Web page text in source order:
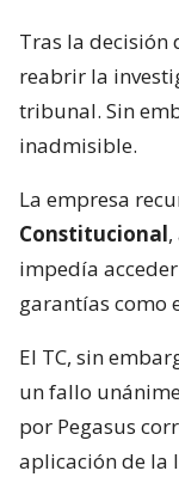
Tras la decisión
reabrir la
tribunal. Sin
inadmisible.
La empresa
Constitucional
impedía
garantías como
El TC, sin
un fallo
por Pegasus
aplicación de la